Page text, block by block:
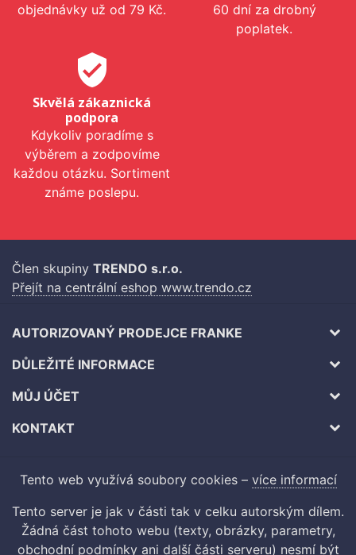
objednávky už od 79 Kč.
60 dní za drobný
poplatek.
verified_user
Skvělá zákaznická
podpora
Kdykoliv poradíme s
výběrem a zodpovíme
každou otázku. Sortiment
známe poslepu.
Člen skupiny TRENDO s.r.o.
Přejít na centrální eshop www.trendo.cz
AUTORIZOVANÝ PRODEJCE FRANKE
DŮLEŽITÉ INFORMACE
MŮJ ÚČET
KONTAKT
Tento web využívá soubory cookies – více informací
Tento server je jak v části tak v celku autorským dílem.
Žádná část tohoto webu (texty, obrázky, parametry,
obchodní podmínky ani další části serveru) nesmí být